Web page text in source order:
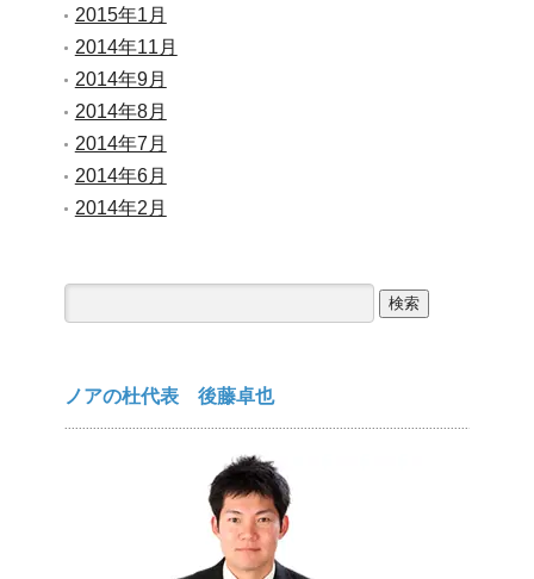
2015年1月
2014年11月
2014年9月
2014年8月
2014年7月
2014年6月
2014年2月
索:
ノアの杜代表 後藤卓也